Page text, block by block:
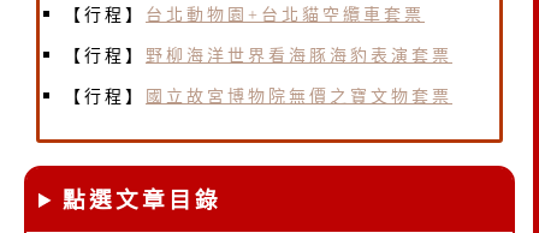
【行程】 台北動物園+台北貓空纜車套票
【行程】 野柳海洋世界看海豚海豹表演套票
【行程】 國立故宮博物院無價之寶文物套票
點選文章目錄